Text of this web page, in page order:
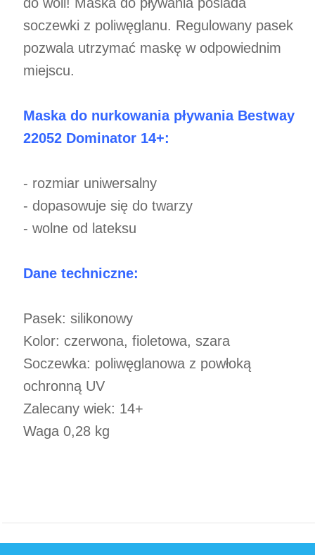
soczewki z poliwęglanu. Regulowany pasek
pozwala utrzymać maskę w odpowiednim
miejscu.
Maska do nurkowania pływania Bestway
22052 Dominator 14+:
- rozmiar uniwersalny
- dopasowuje się do twarzy
- wolne od lateksu
Dane techniczne:
Pasek: silikonowy
Kolor: czerwona, fioletowa, szara
Soczewka: poliwęglanowa z powłoką
ochronną UV
Zalecany wiek: 14+
Waga 0,28 kg